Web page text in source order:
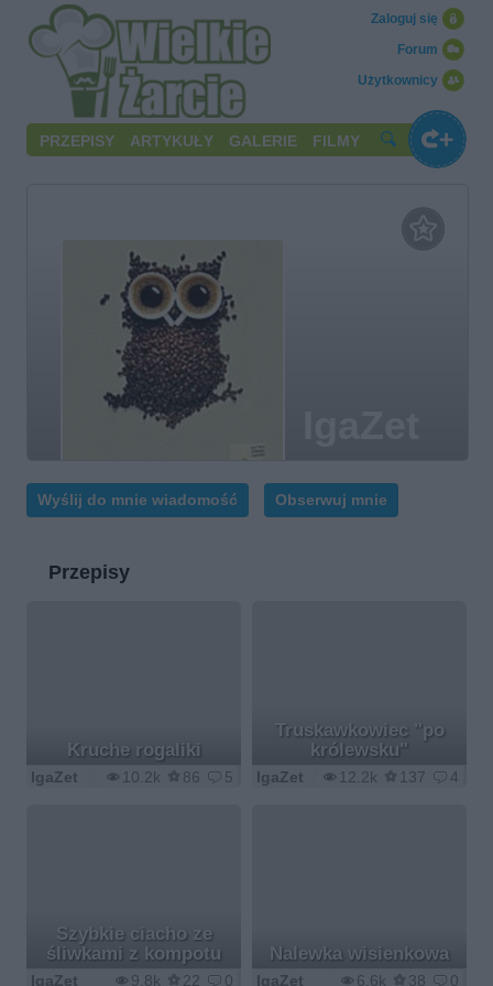
Użytkownicy
Forum
Zaloguj się
PRZEPISY ARTYKUŁY GALERIE FILMY
Wyślij do mnie wiadomość Obserwuj mnie
Przepisy
Kruche rogaliki
10.2k 86 5
IgaZet
Truskawkowiec "po
królewsku"
12.2k 137 4
IgaZet
Szybkie ciacho ze
śliwkami z kompotu
9.8k 22 0
IgaZet
Nalewka wisienkowa
6.6k 38 0
IgaZet